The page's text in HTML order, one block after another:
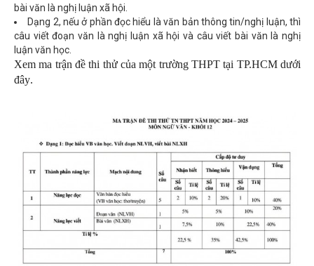
bài văn là nghị luận xã hội.
Dạng 2, nếu ở phần đọc hiểu là văn bản thông tin/nghị luận, thì
câu viết đoạn văn là nghị luận xã hội và câu viết bài văn là nghị
luận văn học.
Xem ma trận đề thi thử của một trường THPT tại TP.HCM dưới
đây.